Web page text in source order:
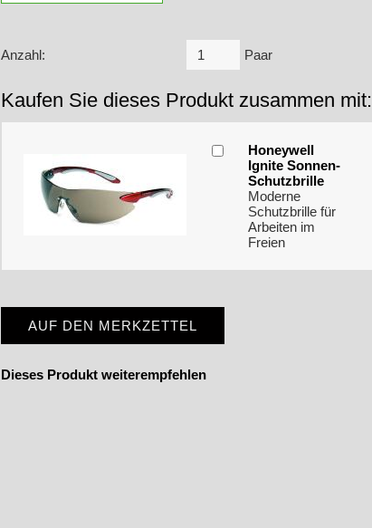
Anzahl: Paar
Kaufen Sie dieses Produkt zusammen mit:
Honeywell
Ignite Sonnen-
Schutzbrille
Moderne
Schutzbrille für
Arbeiten im
Freien
AUF DEN MERKZETTEL
Dieses Produkt weiterempfehlen